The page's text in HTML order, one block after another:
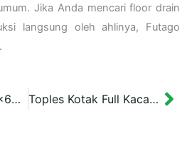
Jika Anda mencari floor drain
langsung oleh ahlinya, Futago
Manhole Cover 66×66 cm Westown Watertight Surabaya Toples Kotak Full Kaca Tipe No.05